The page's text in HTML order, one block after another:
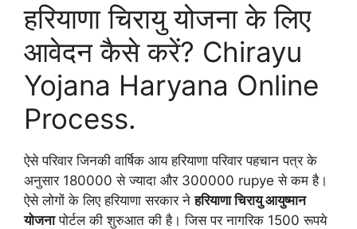
हरियाणा चिरायु योजना के लिए
आवेदन कैसे करें? Chirayu
Yojana Haryana Online
Process.
ऐसे परिवार जिनकी वार्षिक आय हरियाणा परिवार पहचान पत्र के
अनुसार 180000 से ज्यादा और 300000 rupye से कम है।
ऐसे लोगों के लिए हरियाणा सरकार नेहरियाणा चिरायु आयुष्मान
योजनापोर्टल की शुरुआत की है। जिस पर नागरिक 1500 रूपये